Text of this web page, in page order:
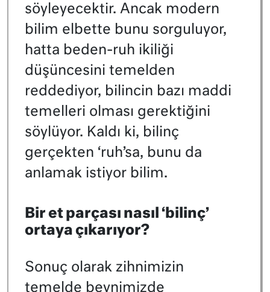
söyleyecektir. Ancak modern
bilim elbette bunu sorguluyor,
hatta beden-ruh ikiliği
düşüncesini temelden
reddediyor, bilincin bazı maddi
temelleri olması gerektiğini
söylüyor. Kaldı ki, bilinç
gerçekten ‘ruh’sa, bunu da
anlamak istiyor bilim.
Bir et parçası nasıl ‘bilinç’
ortaya çıkarıyor?
Sonuç olarak zihnimizin
temelde beynimizde